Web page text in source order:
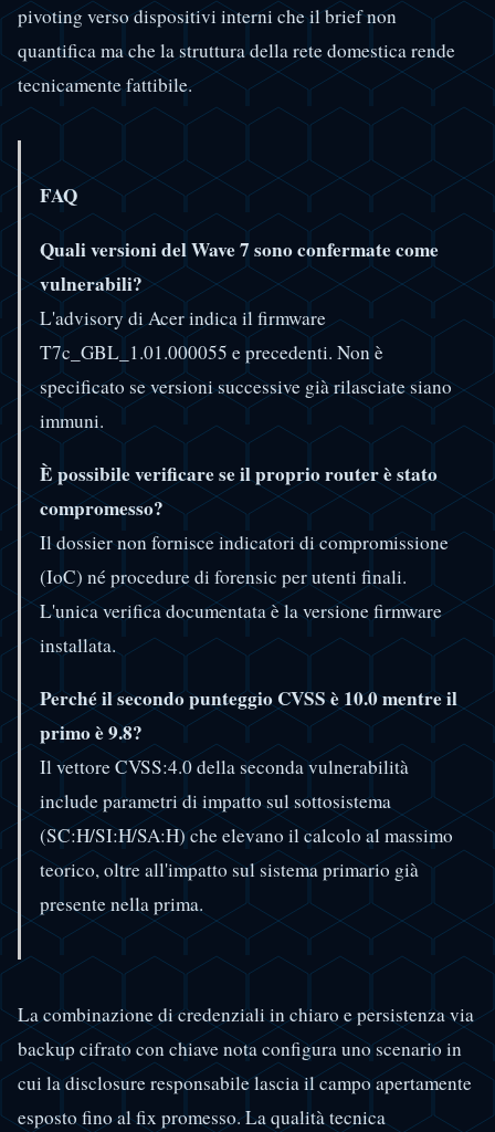
pivoting verso dispositivi interni che il brief non
quantifica ma che la struttura della rete domestica rende
tecnicamente fattibile.
FAQ
Quali versioni del Wave 7 sono confermate come
vulnerabili?
L'advisory di Acer indica il firmware
T7c_GBL_1.01.000055 e precedenti. Non è
specificato se versioni successive già rilasciate siano
immuni.
È possibile verificare se il proprio router è stato
compromesso?
Il dossier non fornisce indicatori di compromissione
(IoC) né procedure di forensic per utenti finali.
L'unica verifica documentata è la versione firmware
installata.
Perché il secondo punteggio CVSS è 10.0 mentre il
primo è 9.8?
Il vettore CVSS:4.0 della seconda vulnerabilità
include parametri di impatto sul sottosistema
(SC:H/SI:H/SA:H) che elevano il calcolo al massimo
teorico, oltre all'impatto sul sistema primario già
presente nella prima.
La combinazione di credenziali in chiaro e persistenza via
backup cifrato con chiave nota configura uno scenario in
cui la disclosure responsabile lascia il campo apertamente
esposto fino al fix promesso. La qualità tecnica